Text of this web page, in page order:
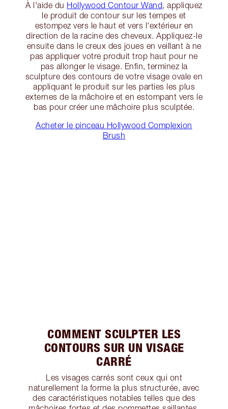
À l'aide du Hollywood Contour Wand, appliquez
le produit de contour sur les tempes et
estompez vers le haut et vers l'extérieur en
direction de la racine des cheveux. Appliquez-le
ensuite dans le creux des joues en veillant à ne
pas appliquer votre produit trop haut pour ne
pas allonger le visage. Enfin, terminez la
sculpture des contours de votre visage ovale en
appliquant le produit sur les parties les plus
externes de la mâchoire et en estompant vers le
bas pour créer une mâchoire plus sculptée.
Acheter le pinceau Hollywood Complexion
Brush
COMMENT SCULPTER LES
CONTOURS SUR UN VISAGE
CARRÉ
Les visages carrés sont ceux qui ont
naturellement la forme la plus structurée, avec
des caractéristiques notables telles que des